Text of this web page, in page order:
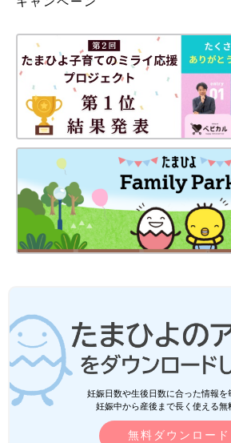
妊娠日数や生後日数に合った情報を
妊娠中から産後まで長く使える無
無料ダウンロード